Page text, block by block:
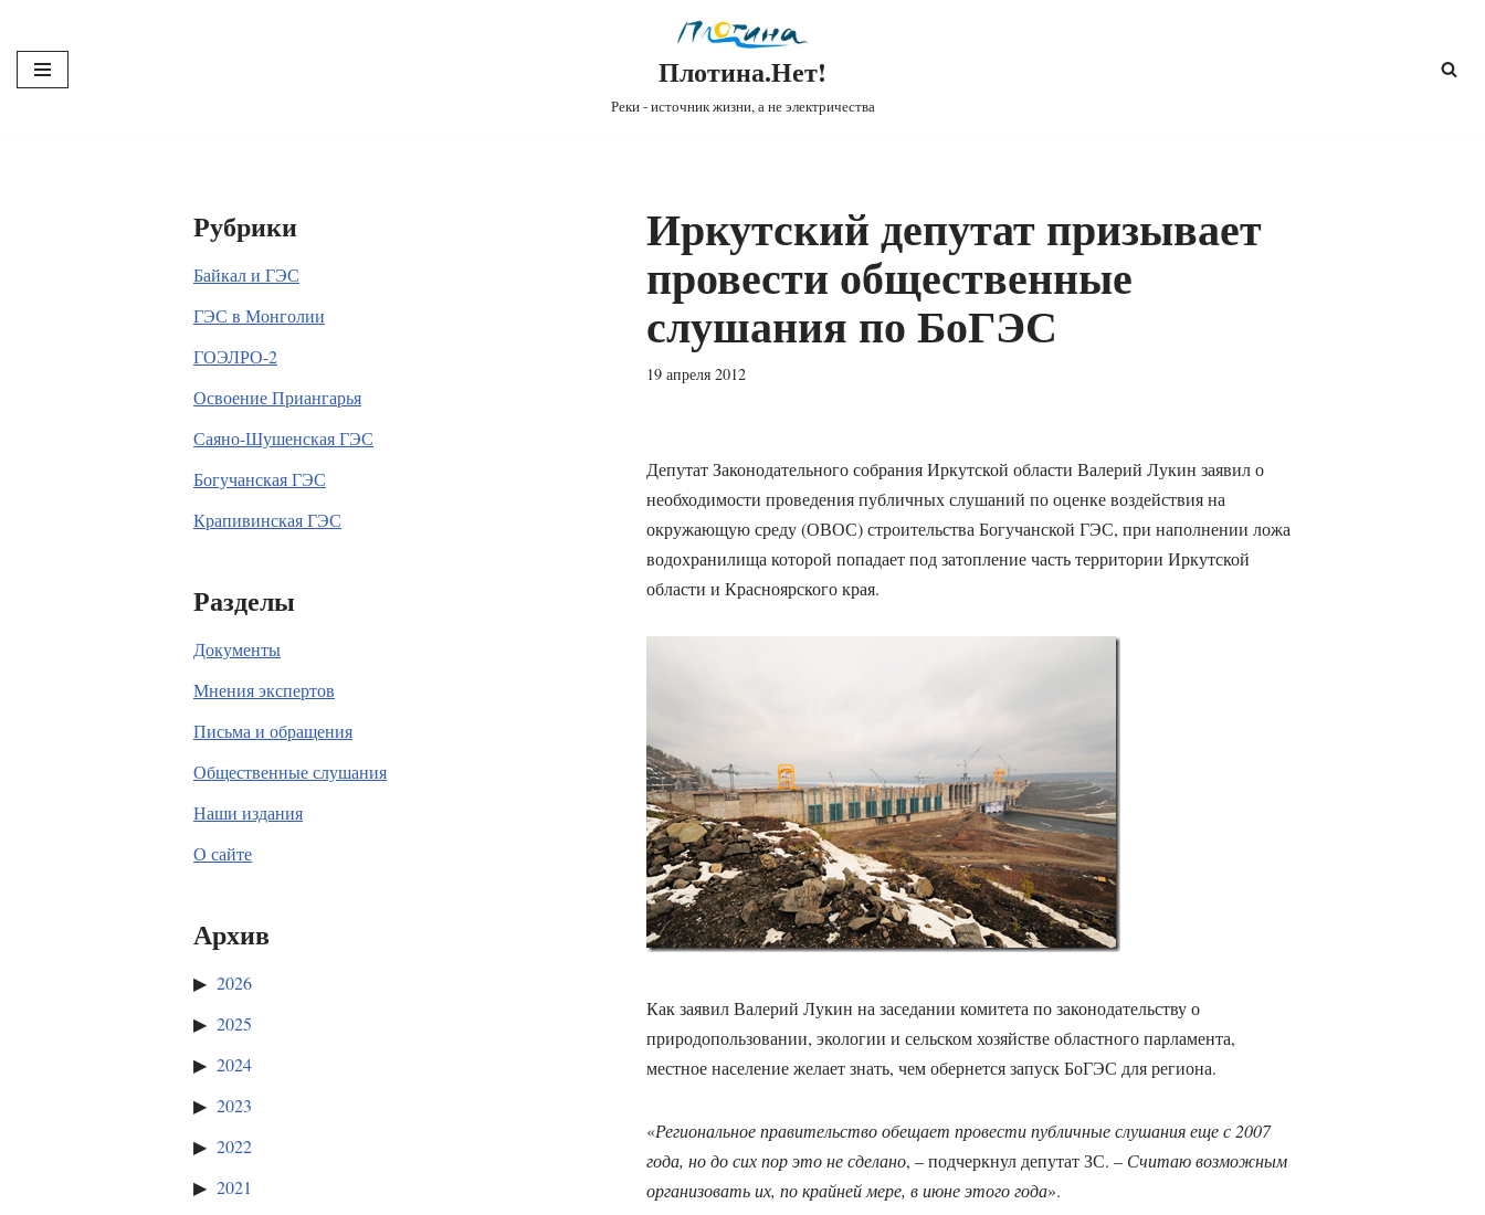
Перейти
к
Плотина.Нет!
Реки - источник жизни, а не электричества
Рубрики
Байкал и ГЭС
ГЭС в Монголии
ГОЭЛРО-2
Освоение Приангарья
Саяно-Шушенская ГЭС
Богучанская ГЭС
Крапивинская ГЭС
Разделы
Документы
Мнения экспертов
Письма и обращения
Общественные слушания
Наши издания
О сайте
Архив
2026
2025
2024
2023
2022
2021
Иркутский депутат призывает
провести общественные
слушания по БоГЭС
19 апреля 2012
Депутат Законодательного собрания Иркутской области Валерий Лукин заявил о
необходимости проведения публичных слушаний по оценке воздействия на
окружающую среду (ОВОС) строительства Богучанской ГЭС, при наполнении ложа
водохранилища которой попадает под затопление часть территории Иркутской
области и Красноярского края.
Как заявил Валерий Лукин на заседании комитета по законодательству о
природопользовании, экологии и сельском хозяйстве областного парламента,
местное население желает знать, чем обернется запуск БоГЭС для региона.
«Региональное правительство обещает провести публичные слушания еще с 2007
года, но до сих пор это не сделано, – подчеркнул депутат ЗС. – Считаю возможным
организовать их, по крайней мере, в июне этого года».